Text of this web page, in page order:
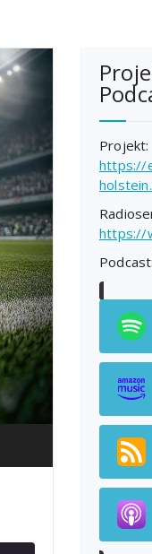
Projekt:
https://
https://
Podcast: